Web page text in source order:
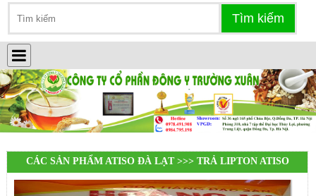
CÁC SẢN PHẨM ATISO ĐÀ LẠT >>> TRẢ LIPTON ATISO